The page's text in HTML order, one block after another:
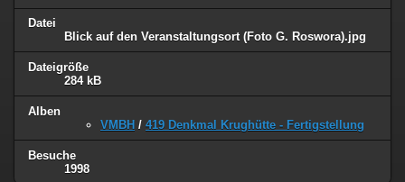
Datei
Blick auf den Veranstaltungsort (Foto G. Roswora).jpg
Dateigröße
284 kB
Alben
VMBH / 419 Denkmal Krughütte - Fertigstellung
Besuche
1998